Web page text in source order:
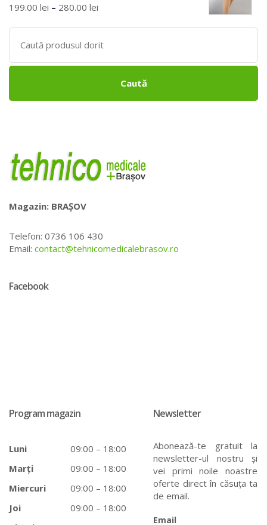
Evaluat la
5.00stele
199.00 lei – 280.00 lei
Search
for:
Caută
Magazin: BRAȘOV
Telefon: 0736 106 430
Email: contact@tehnicomedicalebrasov.ro
Facebook
Program magazin
Luni
09:00 – 18:00
Marți
09:00 – 18:00
Miercuri
09:00 – 18:00
Joi
09:00 – 18:00
Newsletter
Abonează-te gratuit la
newsletter-ul nostru și
vei primi noile noastre
oferte direct în căsuța ta
de email.
Email